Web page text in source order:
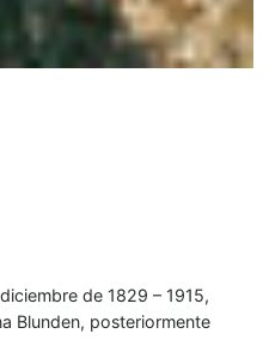
de 1829 – 1915,
Blunden, posteriormente